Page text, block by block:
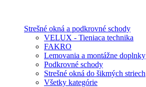
Strešné okná a podkrovné schody
VELUX - Tieniaca technika
FAKRO
Lemovania a montážne doplnky
Podkrovné schody
Strešné okná do šikmých striech
Všetky kategórie